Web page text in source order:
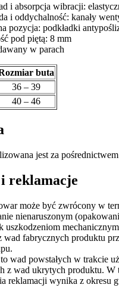
i absorpcja wibracji:
i oddychalność: kanały
pozycja: podkładki
pod piętą: 8 mm
w parach
buta
36 – 39
40 – 46
jest za
reklamacje
może być zwrócony w
nienaruszonym
uszkodzeniom
wad fabrycznych produktu
wad powstałych w trakcie
z wad ukrytych produktu. W
reklamacji wynika z okresu